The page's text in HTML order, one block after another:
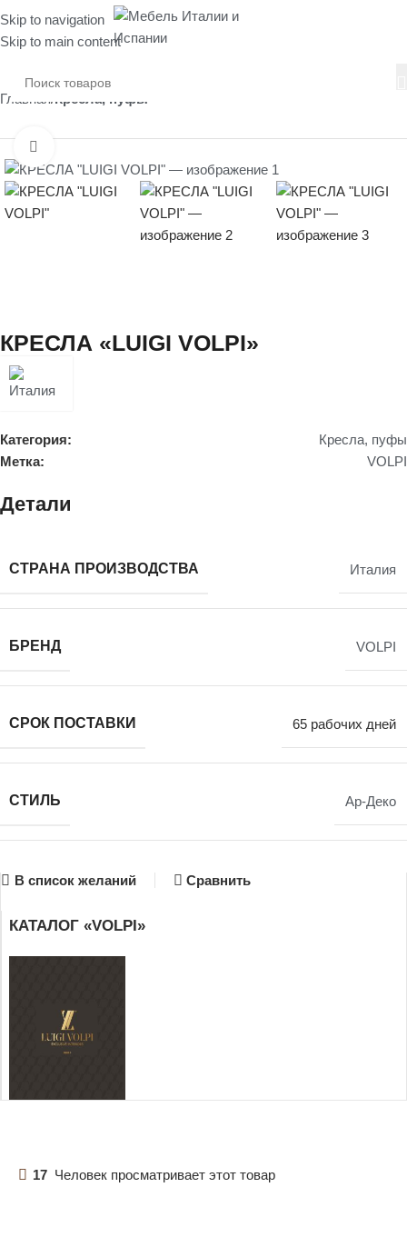
Skip to navigation
Skip to main content
Главная Кресла, пуфы
КРЕСЛА «LUIGI VOLPI»
Категория:
Кресла, пуфы
Метка:
VOLPI
Детали
СТРАНА ПРОИЗВОДСТВА Италия
БРЕНД VOLPI
СРОК ПОСТАВКИ 65 рабочих дней
СТИЛЬ Ар-Деко
В список желаний Сравнить
КАТАЛОГ «VOLPI»
17 Человек просматривает этот товар